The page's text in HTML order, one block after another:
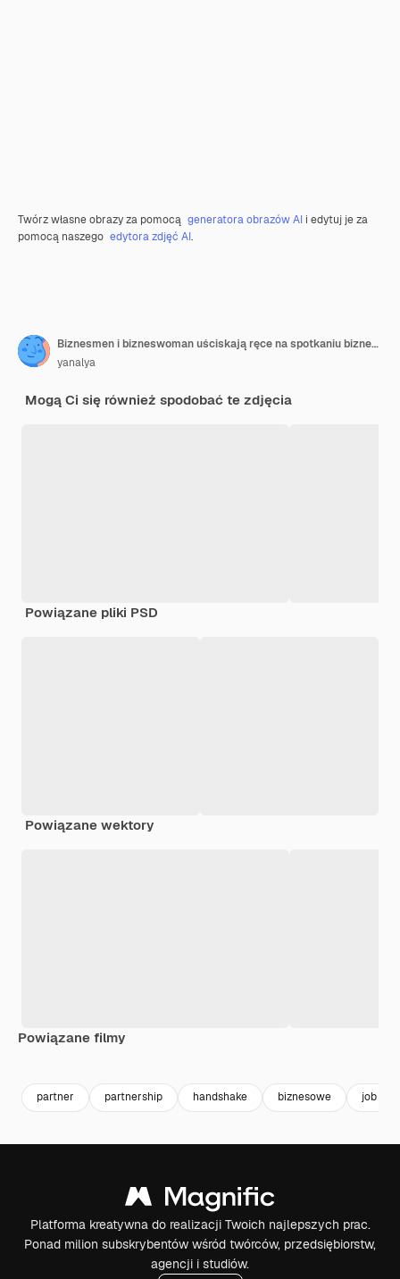
Twórz własne obrazy za pomocą generatora obrazów AI i edytuj je za
pomocą naszego edytora zdjęć AI.
Biznesmen i bizneswoman uściskają ręce na spotkaniu biznesowym siedzący w biurze
yanalya
Mogą Ci się również spodobać te zdjęcia
Powiązane pliki PSD
Powiązane wektory
Powiązane filmy
partner partnership handshake biznesowe job
Platforma kreatywna do realizacji Twoich najlepszych prac.
Ponad milion subskrybentów wśród twórców, przedsiębiorstw,
agencji i studiów.